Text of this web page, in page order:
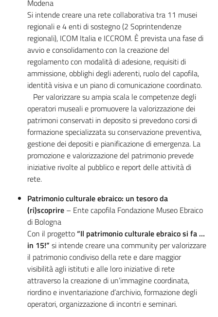
Modena
Si intende creare una rete collaborativa tra 11 musei
regionali e 4 enti di sostegno (2 Soprintendenze
regionali), ICOM Italia e ICCROM. È prevista una fase di
avvio e consolidamento con la creazione del
regolamento con modalità di adesione, requisiti di
ammissione, obblighi degli aderenti, ruolo del capofila,
identità visiva e un piano di comunicazione coordinato.
Per valorizzare su ampia scala le competenze degli
operatori museali e promuovere la valorizzazione dei
patrimoni conservati in deposito si prevedono corsi di
formazione specializzata su conservazione preventiva,
gestione dei depositi e pianificazione di emergenza. La
promozione e valorizzazione del patrimonio prevede
iniziative rivolte al pubblico e report delle attività di
rete.
Patrimonio culturale ebraico: un tesoro da
(ri)scoprire – Ente capofila Fondazione Museo Ebraico
di Bologna
Con il progetto“Il patrimonio culturale ebraico si fa …
in 15!” si intende creare una community per valorizzare
il patrimonio condiviso della rete e dare maggior
visibilità agli istituti e alle loro iniziative di rete
attraverso la creazione di un’immagine coordinata,
riordino e inventariazione d’archivio, formazione degli
operatori, organizzazione di incontri e seminari.